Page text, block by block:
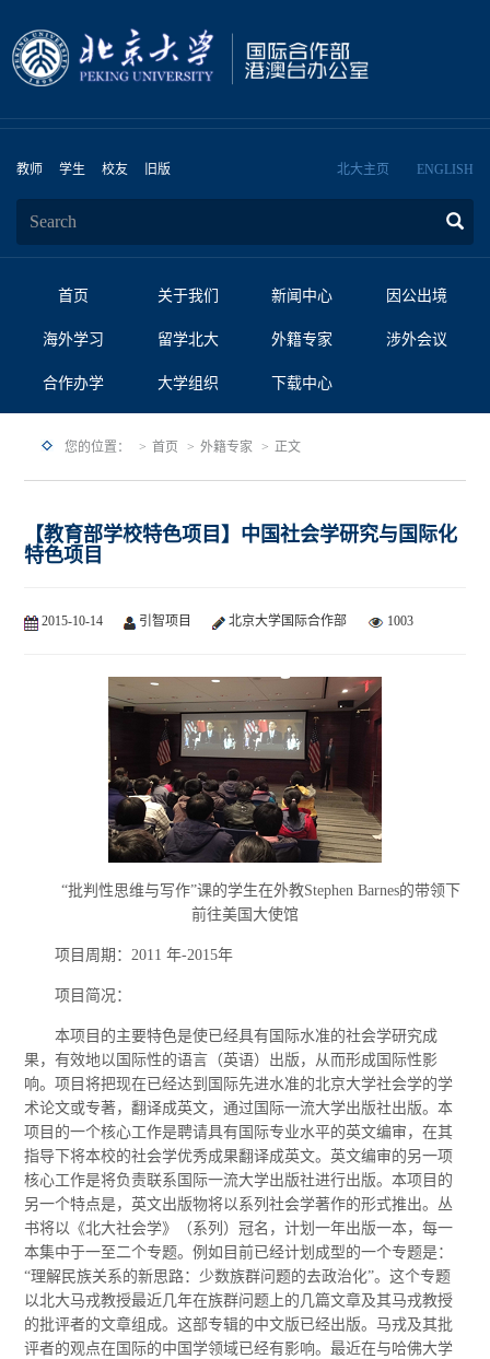
教师 学生 校友 旧版 北大主页 ENGLISH
首页 关于我们 新闻中心 因公出境
海外学习 留学北大 外籍专家 涉外会议
合作办学 大学组织 下载中心
您的位置： 首页 外籍专家 正文
【教育部学校特色项目】中国社会学研究与国际化
特色项目
2015-10-14 引智项目 北京大学国际合作部 1003
“批判性思维与写作”课的学生在外教Stephen Barnes的带领下
前往美国大使馆
项目周期：2011 年-2015年
项目简况：
本项目的主要特色是使已经具有国际水准的社会学研究成
果，有效地以国际性的语言（英语）出版，从而形成国际性影
响。项目将把现在已经达到国际先进水准的北京大学社会学的学
术论文或专著，翻译成英文，通过国际一流大学出版社出版。本
项目的一个核心工作是聘请具有国际专业水平的英文编审，在其
指导下将本校的社会学优秀成果翻译成英文。英文编审的另一项
核心工作是将负责联系国际一流大学出版社进行出版。本项目的
另一个特点是，英文出版物将以系列社会学著作的形式推出。丛
书将以《北大社会学》（系列）冠名，计划一年出版一本，每一
本集中于一至二个专题。例如目前已经计划成型的一个专题是：
“理解民族关系的新思路：少数族群问题的去政治化”。这个专题
以北大马戎教授最近几年在族群问题上的几篇文章及其马戎教授
的批评者的文章组成。这部专辑的中文版已经出版。马戎及其批
评者的观点在国际的中国学领域已经有影响。最近在与哈佛大学